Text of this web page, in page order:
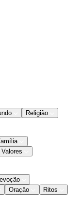
Religião
Valores
Oração
Ritos